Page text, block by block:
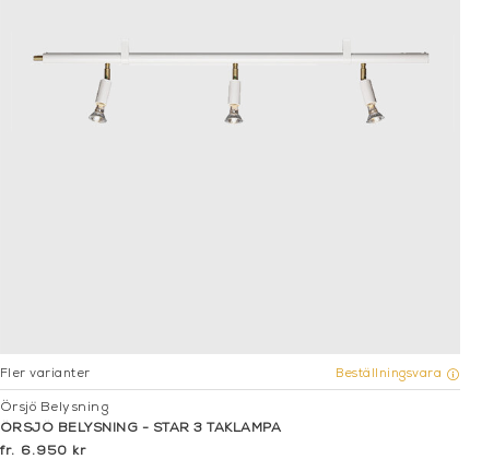
Fler varianter Beställningsvara
Örsjö Belysning
ÖRSJÖ BELYSNING - STAR 3 TAKLAMPA
6.950 kr